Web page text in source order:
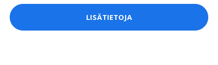
LISÄTIETOJA